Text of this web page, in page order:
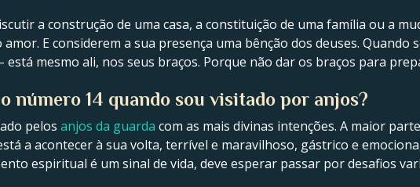
a construção de uma casa, a constituição de uma família ou a
E considerem a sua presença uma bênção dos deuses. Quando
está mesmo ali, nos seus braços. Porque não dar os braços para
número 14 quando sou visitado por anjos?
pelos anjos da guarda com as mais divinas intenções. A maior
a acontecer à sua volta, terrível e maravilhoso, gástrico e
espiritual é um sinal de vida, deve esperar passar por desafios